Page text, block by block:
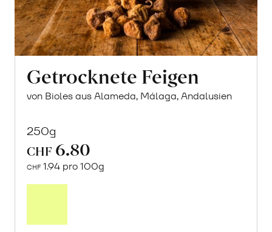
Getrocknete Feigen
von Bioles aus Alameda, Málaga, Andalusien
250g
CHF 6.80
CHF 1.94 pro 100g